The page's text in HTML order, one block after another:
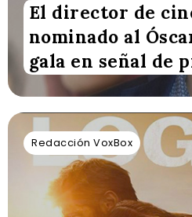
El director de
nominado al
gala en señal de
Redacción VoxBox